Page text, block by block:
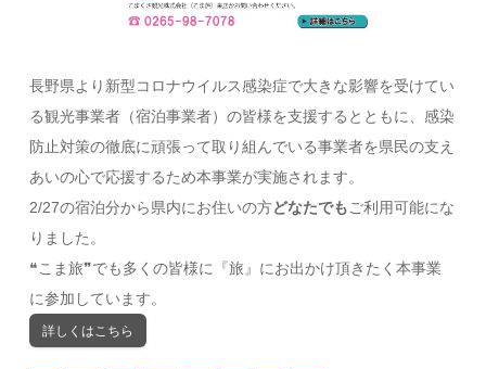
長野県より新型コロナウイルス感染症で大きな影響を受けてい
る観光事業者（宿泊事業者）の皆様を支援するとともに、感染
防止対策の徹底に頑張って取り組んでいる事業者を県民の支え
あいの心で応援するため本事業が実施されます。
2/27の宿泊分から県内にお住いの方どなたでもご利用可能にな
りました。
❝こま旅❞でも多くの皆様に『旅』にお出かけ頂きたく本事業
に参加しています。
詳しくはこちら